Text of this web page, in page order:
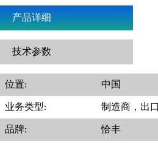
产品详细
技术参数
位置: 中国
业务类型: 制造商，出
品牌: 恰丰